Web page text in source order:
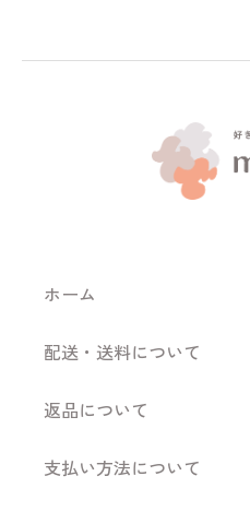
ホーム
配送・送料について
返品について
支払い方法について